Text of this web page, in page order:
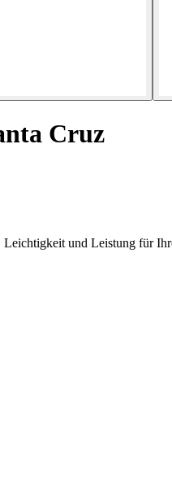
Cruz
und Leistung für